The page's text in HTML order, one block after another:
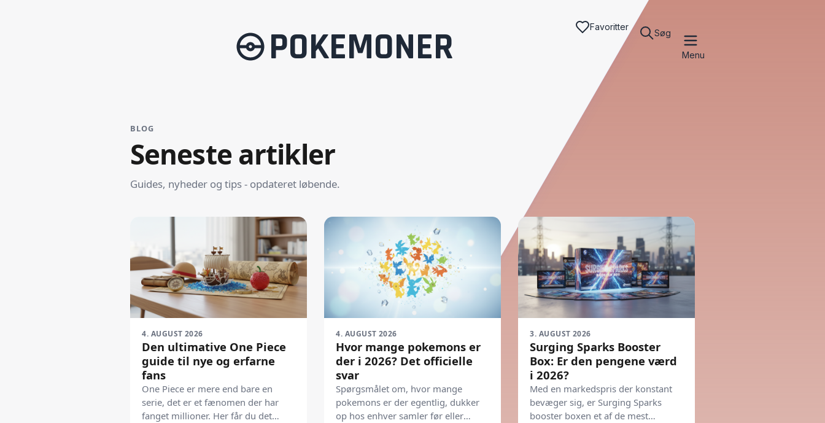
POKEMONER Favoritter
Søg
Menu
BLOG
Seneste artikler
Guides, nyheder og tips - opdateret løbende.
4. AUGUST 2026
Den ultimative One Piece
guide til nye og erfarne
fans
One Piece er mere end bare en
serie, det er et fænomen der har
fanget millioner. Her får du det
4. AUGUST 2026
Hvor mange pokemons er
der i 2026? Det officielle
svar
Spørgsmålet om, hvor mange
pokemons er der egentlig, dukker
op hos enhver samler før eller
3. AUGUST 2026
Surging Sparks Booster
Box: Er den pengene værd
i 2026?
Med en markedspris der konstant
bevæger sig, er Surging Sparks
booster boxen et af de mest